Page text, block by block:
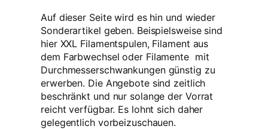
Auf dieser Seite wird es hin und wieder
Sonderartikel geben. Beispielsweise sind
hier XXL Filamentspulen, Filament aus
dem Farbwechsel oder Filamente mit
Durchmesserschwankungen günstig zu
erwerben. Die Angebote sind zeitlich
beschränkt und nur solange der Vorrat
reicht verfügbar. Es lohnt sich daher
gelegentlich vorbeizuschauen.